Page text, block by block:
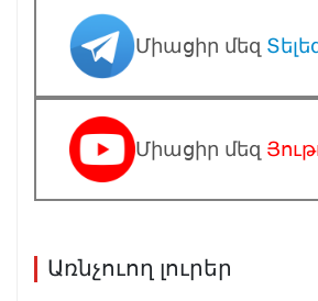
Միացիր մեզ
Միացիր մեզ
Առնչուող լուրեր